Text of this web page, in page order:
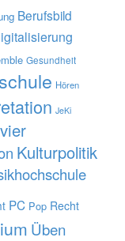
Berufsbild
Gesundheit
Hören
JeKi
Kulturpolitik
PC Pop Recht
Üben